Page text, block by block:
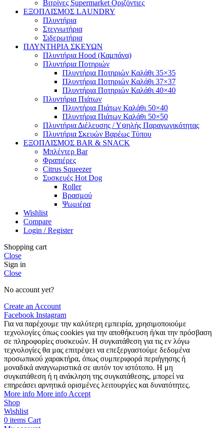
Βιτρίνες Supermarket Οριζόντιες
ΕΞΟΠΛΙΣΜΟΣ LAUNDRY
Πλυντήρια
Στεγνωτήρια
Σιδερωτήρια
ΠΛΥΝΤΗΡΙΑ ΣΚΕΥΩΝ
Πλυντήρια Hood (Καμπάνα)
Πλυντήρια Ποτηριών
Πλυντήρια Ποτηριών Καλάθι 35×35
Πλυντήρια Ποτηριών Καλάθι 37×37
Πλυντήρια Ποτηριών Καλάθι 40×40
Πλυντήρια Πιάτων
Πλυντήρια Πιάτων Καλάθι 50×40
Πλυντήρια Πιάτων Καλάθι 50×50
Πλυντήρια Διέλευσης / Υψηλής Παραγωγικότητας
Πλυντήρια Σκευών Βαρέως Τύπου
ΕΞΟΠΛΙΣΜΟΣ BAR & SNACK
Μπλέντερ Bar
Φραπιέρες
Citrus Squeezer
Συσκευές Hot Dog
Roller
Βρασμού
Ψωμιέρα
Wishlist
Compare
Login / Register
Shopping cart
Close
Sign in
Close
No account yet?
Create an Account
Facebook Instagram
Για να παρέχουμε την καλύτερη εμπειρία, χρησιμοποιούμε
τεχνολογίες όπως cookies για την αποθήκευση ή/και την πρόσβαση
σε πληροφορίες συσκευών. Η συγκατάθεση για τις εν λόγω
τεχνολογίες θα μας επιτρέψει να επεξεργαστούμε δεδομένα
προσωπικού χαρακτήρα, όπως συμπεριφορά περιήγησης ή
μοναδικά αναγνωριστικά σε αυτόν τον ιστότοπο. Η μη
συγκατάθεση ή η ανάκληση της συγκατάθεσης, μπορεί να
επηρεάσει αρνητικά ορισμένες λειτουργίες και δυνατότητες.
More info More info Accept
Shop
Wishlist
0 items Cart